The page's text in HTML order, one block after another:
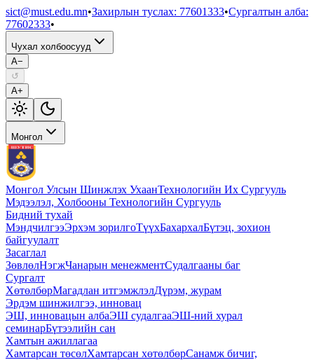
sict@must.edu.mn•Захирлын туслах: 77601333•Сургалтын алба:
77602333•
Чухал холбоосууд
A−
↺
A+
Монгол
Монгол Улсын Шинжлэх УхаанТехнологийн Их Сургууль
Мэдээлэл, Холбооны Технологийн Сургууль
Бидний тухай
МэндчилгээЭрхэм зорилгоТүүхБахархалБүтэц, зохион
байгуулалт
Засаглал
ЗөвлөлНэгжЧанарын менежментСудалгааны баг
Сургалт
ХөтөлбөрМагадлан итгэмжлэлДүрэм, журам
Эрдэм шинжилгээ, инновац
ЭШ, инновацын албаЭШ судалгааЭШ-ний хурал
семинарБүтээлийн сан
Хамтын ажиллагаа
Хамтарсан төсөлХамтарсан хөтөлбөрСанамж бичиг,